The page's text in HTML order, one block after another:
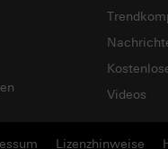
Videos
Lizenzhinweise